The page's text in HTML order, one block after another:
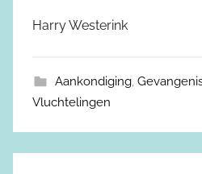
Harry Westerink
Aankondiging,
Vluchtelingen